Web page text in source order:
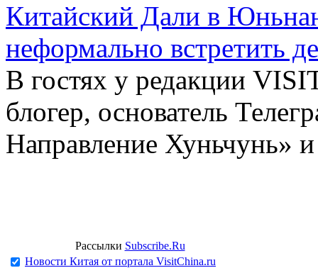
Китайский Дали в
неформально встретить
В гостях у редакции
блогер, основатель
Направление Хуньчунь»
Рассылки Subscribe.Ru
Новости Китая от портала VisitChina.ru